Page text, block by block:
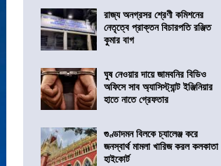
রাজ্য অনগ্রসর শ্রেণী কমিশনের
নেতৃত্বে প্রাক্তন বিচারপতি রঞ্জিত
কুমার বাগ
ঘুষ নেওয়ার দায়ে জামবনির বিডিও
অফিসে সাব অ্যাসিস্ট্যান্ট ইঞ্জিনিয়ার
হাতে নাতে গ্রেফতার
গুণ্ডাদমন বিলকে চ্যালেঞ্জ করে
জনস্বার্থ মামলা খারিজ করল কলকাতা
হাইকোর্ট